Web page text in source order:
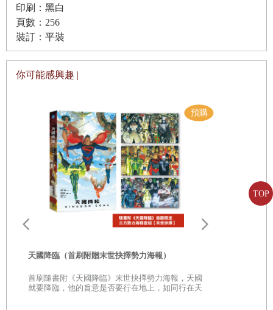
TOP
「這是一隻三指禿毛怪，」邁格納皺著眉頭說。「很久很久
以前，我小時候曾經看過一隻。是母親逮到的。眼前這一隻
是我在地下室突襲抓到的。當時牠試著要打開祕密門。」
圖書館並沒有窗戶，裡面相當陰暗。煤油燈的微弱光線映照
在石牆上，映照在一排排的古老書籍上。
邁格納看著妹妹。艾絲緹的臉龐有著深深的皺紋，宛如老
樹。深灰色頭髮，劉海剪齊，頭髮梳成髻以髮簪固定在頭頂
「去死吧！」三指禿毛怪咬牙切齒地說。「死吧，去死
吧。」
印刷：黑白
頁數：256
裝訂：平裝
你可能感興趣 |
天國降臨（首刷附贈末世抉擇勢力海報）
首刷隨書附《天國降臨》末世抉擇勢力海報，天國
就要降臨，他的旨意是否要行在地上，如同行在天